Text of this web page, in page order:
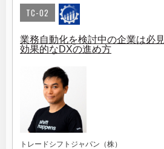
TC-02
業務自動化を検討中の企業は必
効果的なDXの進め方
トレードシフトジャパン（株）